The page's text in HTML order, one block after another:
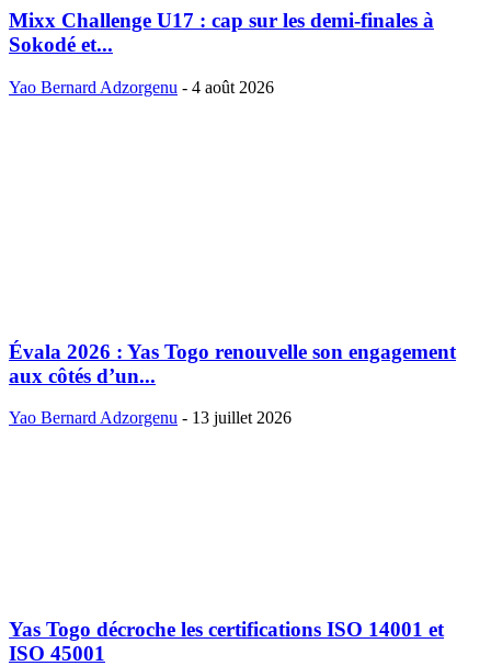
Mixx Challenge U17 : cap sur les demi-finales à
Sokodé et...
Yao Bernard Adzorgenu - 4 août 2026
Évala 2026 : Yas Togo renouvelle son engagement
aux côtés d’un...
Yao Bernard Adzorgenu - 13 juillet 2026
Yas Togo décroche les certifications ISO 14001 et
ISO 45001